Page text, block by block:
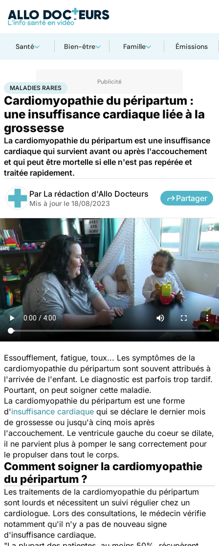
Santé Bien-être Famille Émissions
AccueilSantéMaladies Maladies raresMaladies rares
MALADIES RARES
Cardiomyopathie du péripartum :
une insuffisance cardiaque liée à la
grossesse
La cardiomyopathie du péripartum est une insuffisance
cardiaque qui survient avant ou après l'accouchement
et qui peut être mortelle si elle n'est pas repérée et
traitée rapidement.
Par La rédaction d'Allo Docteurs
Mis à jour le 18/08/2023
Partager
Essoufflement, fatigue, toux... Les symptômes de la
cardiomyopathie du péripartum sont souvent attribués à
l'arrivée de l'enfant. Le diagnostic est parfois trop tardif.
Pourtant, on peut soigner cette maladie.
La cardiomyopathie du péripartum est une forme
d'insuffisance cardiaque qui se déclare le dernier mois
de grossesse ou jusqu'à cinq mois après
l'accouchement. Le ventricule gauche du coeur se dilate,
il ne parvient plus à pomper le sang correctement pour
le propulser dans tout le corps.
Comment soigner la cardiomyopathie
du péripartum ?
Les traitements de la cardiomyopathie du péripartum
sont lourds et nécessitent un suivi régulier chez un
cardiologue. Lors des consultations, le médecin vérifie
notamment qu'il n'y a pas de nouveau signe
d'insuffisance cardiaque.